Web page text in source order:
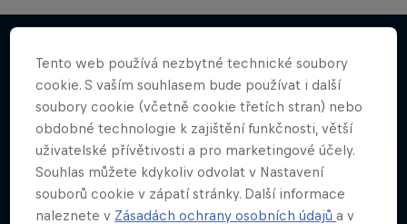
Něco podobného?
Tento web používá nezbytné technické soubory
cookie. S vaším souhlasem bude používat i další
soubory cookie (včetně cookie třetích stran) nebo
obdobné technologie k zajištění funkčnosti, větší
uživatelské přívětivosti a pro marketingové účely.
Souhlas můžete kdykoliv odvolat v Nastavení
souborů cookie v zápatí stránky. Další informace
naleznete v Zásadách ochrany osobních údajůa v